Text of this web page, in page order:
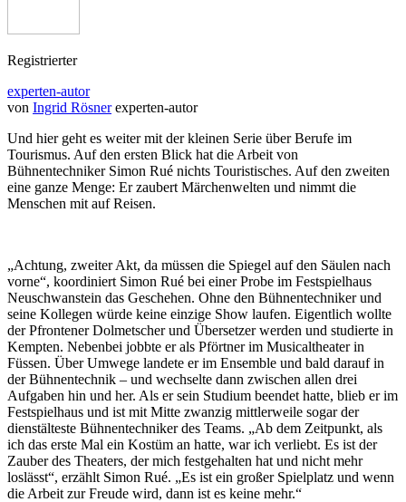
Registrierter
experten-autor
von Ingrid Rösner experten-autor
Und hier geht es weiter mit der kleinen Serie über Berufe im
Tourismus. Auf den ersten Blick hat die Arbeit von
Bühnentechniker Simon Rué nichts Touristisches. Auf den zweiten
eine ganze Menge: Er zaubert Märchenwelten und nimmt die
Menschen mit auf Reisen.
„Achtung, zweiter Akt, da müssen die Spiegel auf den Säulen nach
vorne“, koordiniert Simon Rué bei einer Probe im Festspielhaus
Neuschwanstein das Geschehen. Ohne den Bühnentechniker und
seine Kollegen würde keine einzige Show laufen. Eigentlich wollte
der Pfrontener Dolmetscher und Übersetzer werden und studierte in
Kempten. Nebenbei jobbte er als Pförtner im Musicaltheater in
Füssen. Über Umwege landete er im Ensemble und bald darauf in
der Bühnentechnik – und wechselte dann zwischen allen drei
Aufgaben hin und her. Als er sein Studium beendet hatte, blieb er im
Festspielhaus und ist mit Mitte zwanzig mittlerweile sogar der
dienstälteste Bühnentechniker des Teams. „Ab dem Zeitpunkt, als
ich das erste Mal ein Kostüm an hatte, war ich verliebt. Es ist der
Zauber des Theaters, der mich festgehalten hat und nicht mehr
loslässt“, erzählt Simon Rué. „Es ist ein großer Spielplatz und wenn
die Arbeit zur Freude wird, dann ist es keine mehr.“